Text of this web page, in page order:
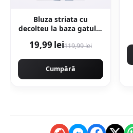
Bluza striata cu
decolteu la baza gatului
19,99 lei119,99 lei
Cumpără